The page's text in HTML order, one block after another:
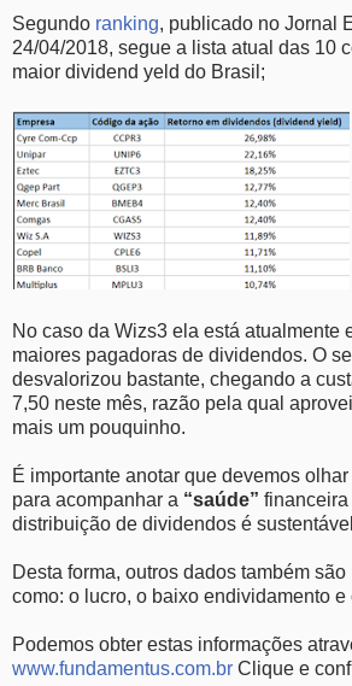
Segundo ranking, publicado no Jornal
24/04/2018, segue a lista atual das 10
maior dividend yeld do Brasil;
No caso da Wizs3 ela está atualmente
maiores pagadoras de dividendos. O
desvalorizou bastante, chegando a
7,50 neste mês, razão pela qual
mais um pouquinho.
É importante anotar que devemos
para acompanhar a “saúde” financeira
distribuição de dividendos é
Desta forma, outros dados também
como: o lucro, o baixo endividamento e
Podemos obter estas informações
www.fundamentus.com.br Clique e